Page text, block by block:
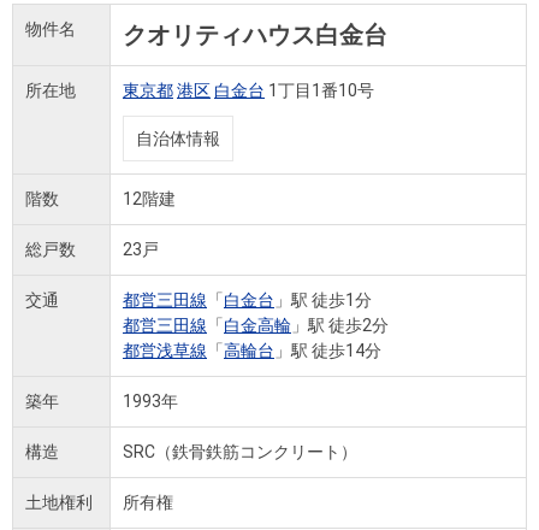
物件名 クオリティハウス白金台
所在地 東京都港区 白金台 1丁目1番10号
自治体情報
階数 12階建
総戸数 23戸
交通 都営三田線 「白金台 」駅 徒歩1分
都営三田線 「白金高輪 」駅 徒歩2分
都営浅草線 「高輪台 」駅 徒歩14分
築年 1993年
構造 SRC（鉄骨鉄筋コンクリート）
土地権利 所有権